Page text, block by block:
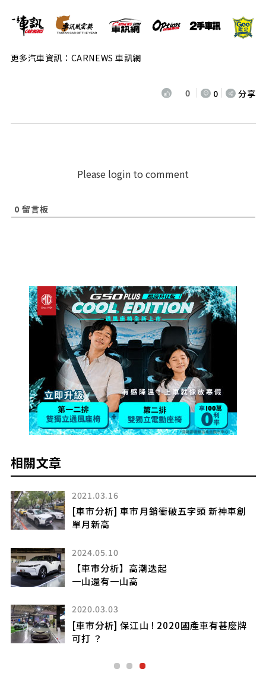
更多汽車資訊：CARNEWS 車訊網
0 0 分享
Please login to comment
0 留言板
相關文章
2023.05.05
【車市分析】處處是機會
3月再創廿年新高
2023.03.07
電動化大軍進場
2023年臺灣市場導入新車預報(中)
2020.01.31
[2019年度車市分析] 低空略過 巨變開始 !